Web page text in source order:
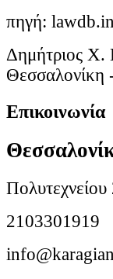
πηγή:
Δημήτριος Χ.
Θεσσαλονίκη
Επικοινωνία
2103301919